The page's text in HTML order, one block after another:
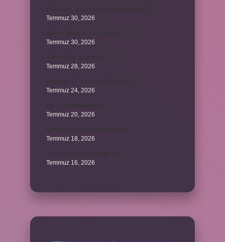
Temmuz 30, 2026
Temmuz 30, 2026
Temmuz 28, 2026
Temmuz 24, 2026
Temmuz 20, 2026
Temmuz 18, 2026
Temmuz 16, 2026